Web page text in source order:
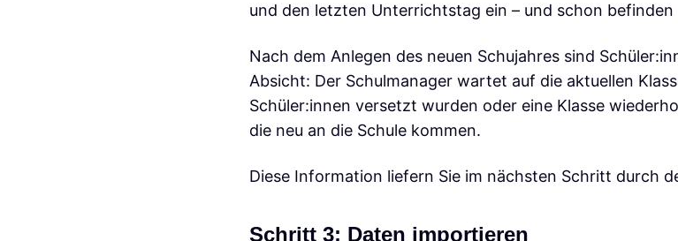
und den letzten Unterrichtstag ein – und schon befinden
Nach dem Anlegen des neuen Schujahres sind
Absicht: Der Schulmanager wartet auf die aktuellen
Schüler:innen versetzt wurden oder eine Klasse
die neu an die Schule kommen.
Diese Information liefern Sie im nächsten Schritt durch
Schritt 3: Daten importieren